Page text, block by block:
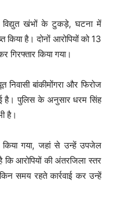
विद्युत खंभों के टुकड़े, घटना में
है। दोनों आरोपियों को 13
किया गया।
निवासी बांकीमोंगरा और फिरोज
है। पुलिस के अनुसार धरम सिंह
है।
किया गया, जहां से उन्हें उपजेल
आरोपियों की अंतरजिला स्तर
समय रहते कार्रवाई कर उन्हें